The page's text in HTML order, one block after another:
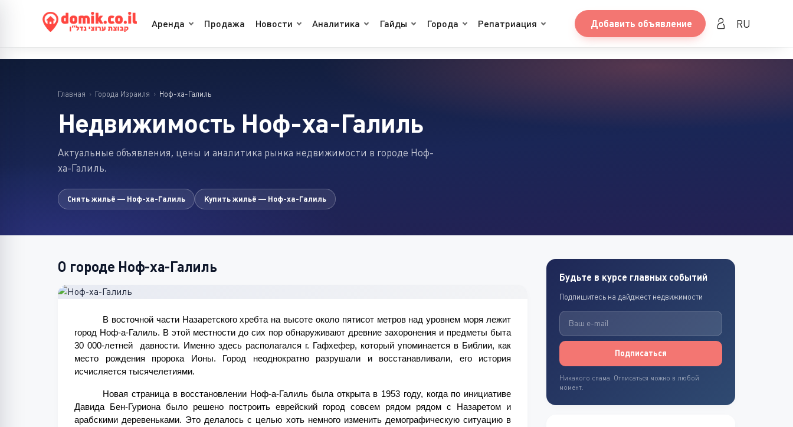
Аренда Продажа Новости Аналитика Гайды Города Репатриация Добавить объявление RU
Главная › Города Израиля › Ноф-ха-Галиль
Недвижимость Ноф-ха-Галиль
Актуальные объявления, цены и аналитика рынка недвижимости в городе Ноф-
ха-Галиль.
Снять жильё — Ноф-ха-Галиль Купить жильё — Ноф-ха-Галиль
О городе Ноф-ха-Галиль
В восточной части Назаретского хребта на высоте около пятисот метров над уровнем моря лежит
город Ноф-а-Галиль. В этой местности до сих пор обнаруживают древние захоронения и предметы быта
30 000-летней  давности. Именно здесь располагался г. Гафхефер, который упоминается в Библии, как
место рождения пророка Ионы. Город неоднократно разрушали и восстанавливали, его история
исчисляется тысячелетиями.
Новая страница в восстановлении Ноф-а-Галиль была открыта в 1953 году, когда по инициативе
Давида Бен-Гуриона было решено построить еврейский город совсем рядом рядом с Назаретом и
арабскими деревеньками. Это делалось с целью хоть немного изменить демографическую ситуацию в
Будьте в курсе главных событий
Подпишитесь на дайджест недвижимости
Подписаться
Никакого спама. Отписаться можно в любой
момент.